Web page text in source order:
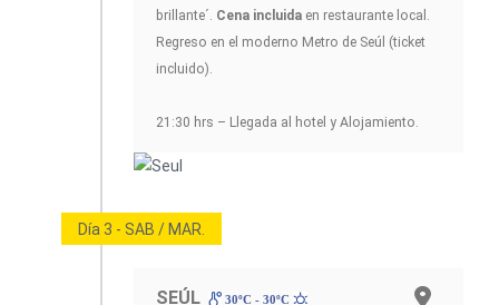
brillante´. Cena incluida en restaurante local.
Regreso en el moderno Metro de Seúl (ticket
incluido).
21:30 hrs – Llegada al hotel y Alojamiento.
Día 3 - SAB / MAR.
SEÚL 30ºC - 30ºC